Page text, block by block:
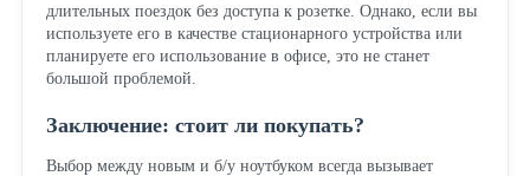
длительных поездок без доступа к розетке. Однако, если вы
используете его в качестве стационарного устройства или
планируете его использование в офисе, это не станет
большой проблемой.
Заключение: стоит ли покупать?
Выбор между новым и б/у ноутбуком всегда вызывает